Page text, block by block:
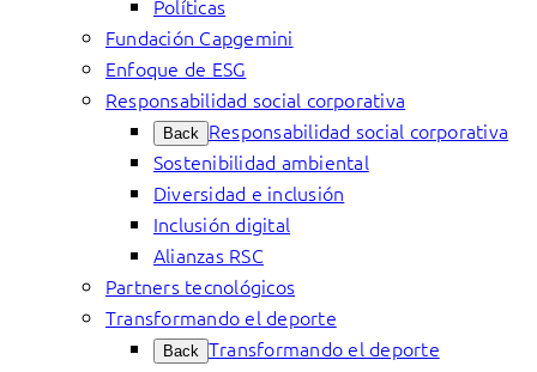
Políticas
Fundación Capgemini
Enfoque de ESG
Responsabilidad social corporativa
Back Responsabilidad social corporativa
Sostenibilidad ambiental
Diversidad e inclusión
Inclusión digital
Alianzas RSC
Partners tecnológicos
Transformando el deporte
Back Transformando el deporte